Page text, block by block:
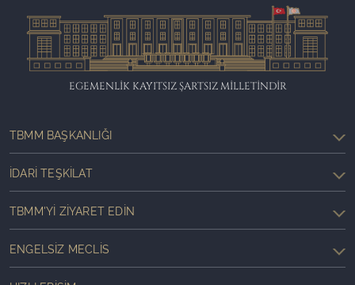
EGEMENLİK KAYITSIZ ŞARTSIZ MİLLETİNDİR
TBMM BAŞKANLIĞI
İDARI TEŞKILAT
TBMM'YI ZIYARET EDIN
ENGELSIZ MECLIS